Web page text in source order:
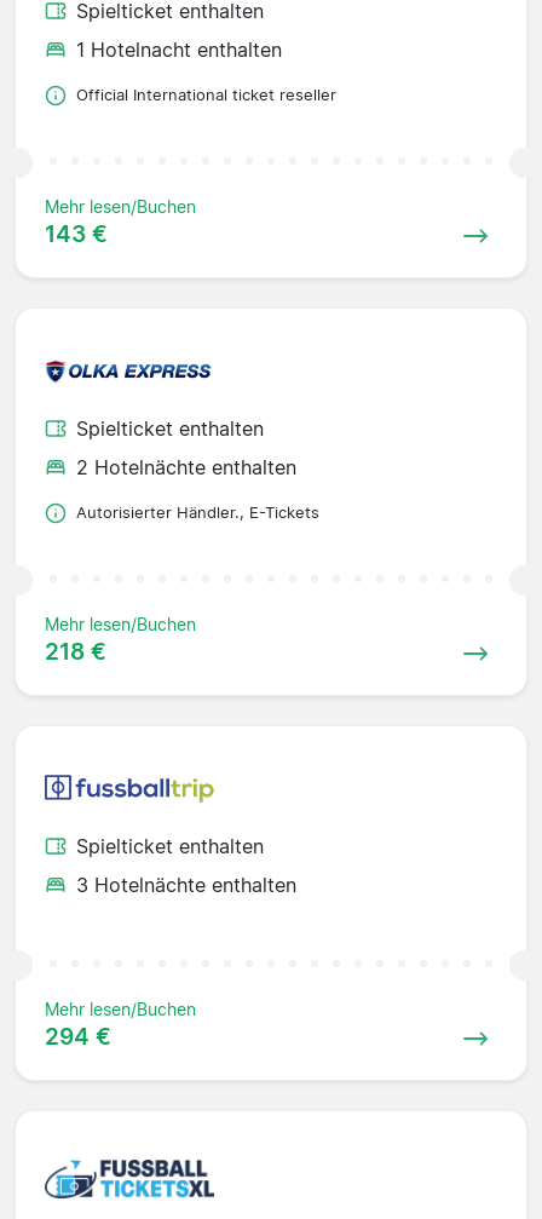
Spielticket enthalten
1 Hotelnacht enthalten
Official International ticket reseller
Mehr lesen/Buchen
143 €
Spielticket enthalten
2 Hotelnächte enthalten
Autorisierter Händler., E-Tickets
Mehr lesen/Buchen
218 €
Spielticket enthalten
3 Hotelnächte enthalten
Mehr lesen/Buchen
294 €